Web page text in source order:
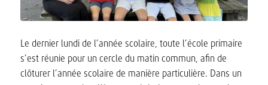
Le dernier lundi de l’année scolaire, toute l’école primaire
s’est réunie pour un cercle du matin commun, afin de
clôturer l’année scolaire de manière particulière. Dans un